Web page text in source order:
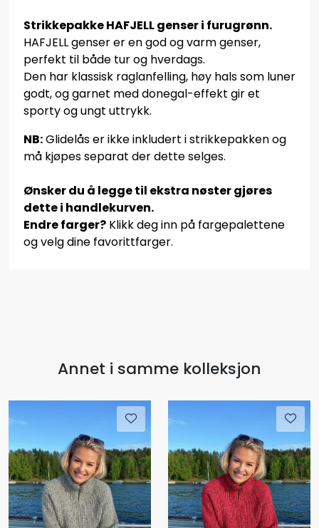
Strikkepakke HAFJELL genser i furugrønn.
HAFJELL genser er en god og varm genser,
perfekt til både tur og hverdags.
Den har klassisk raglanfelling, høy hals som luner
godt, og garnet med donegal-effekt gir et
sporty og ungt uttrykk.
NB:Glidelås er ikke inkludert i strikkepakken og
må kjøpes separat der dette selges.
Ønsker du å legge til ekstra nøster gjøres
dette i handlekurven.
Endre farger? Klikk deg inn på fargepalettene
og velg dine favorittfarger.
Annet i samme kolleksjon